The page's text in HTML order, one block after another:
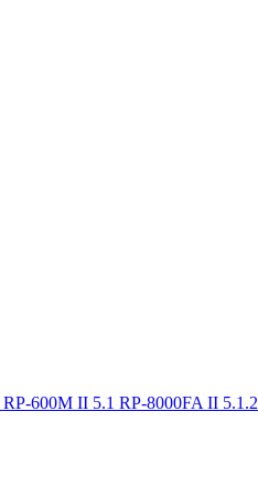
RP-600M II 5.1 RP-8000FA II 5.1.2